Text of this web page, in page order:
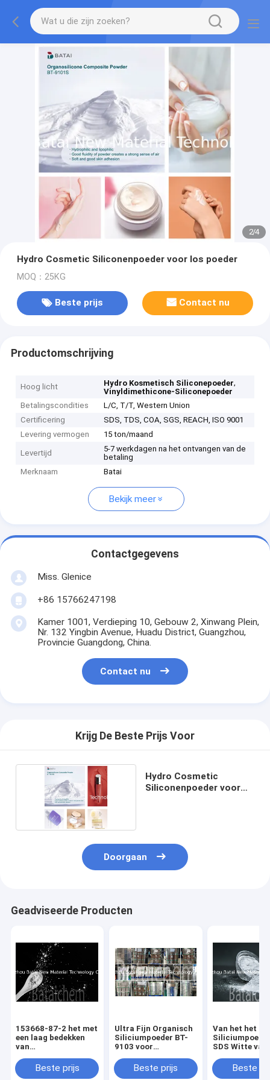
2/4
Hydro Cosmetic Siliconenpoeder voor los poeder
MOQ：25KG
Beste prijs Contact nu
Productomschrijving
Hoog licht Hydro Kosmetisch Siliconepoeder,
Vinyldimethicone-Siliconepoeder
Betalingscondities
L/C, T/T, Western Union
Certificering
SDS, TDS, COA, SGS, REACH, ISO 9001
Levering vermogen
15 ton/maand
Levertijd
5-7 werkdagen na het ontvangen van de
betaling
Merknaam
Batai
Bekijk meer
Contactgegevens
Miss. Glenice
+86 15766247198
Kamer 1001, Verdieping 10, Gebouw 2, Xinwang Plein,
Nr. 132 Yingbin Avenue, Huadu District, Guangzhou,
Provincie Guangdong, China.
Contact nu
Krijg De Beste Prijs Voor
Hydro Cosmetic
Siliconenpoeder voor
Doorgaan
Geadviseerde Producten
153668-87-2 het met
een laag bedekken
van
in van het het
siliconepoeder van
Beste prijs
Ultra Fijn Organisch
Siliciumpoeder BT-
9103 voor
16kg/Trommel
Beste prijs
Van het het
SDS Witte van
Bijkomende de
Beste